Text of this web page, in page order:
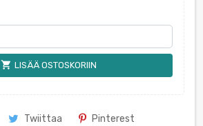
shopping_cart LISÄÄ OSTOSKORIIN
Twiittaa Pinterest